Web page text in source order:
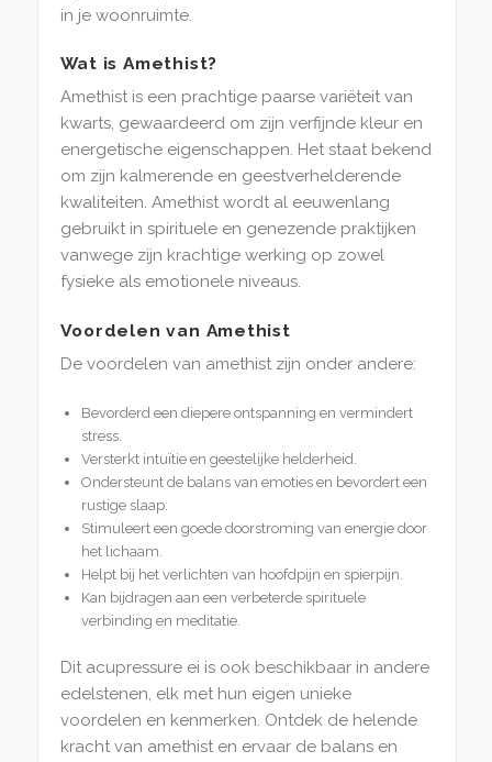
in je woonruimte.
Wat is Amethist?
Amethist is een prachtige paarse variëteit van
kwarts, gewaardeerd om zijn verfijnde kleur en
energetische eigenschappen. Het staat bekend
om zijn kalmerende en geestverhelderende
kwaliteiten. Amethist wordt al eeuwenlang
gebruikt in spirituele en genezende praktijken
vanwege zijn krachtige werking op zowel
fysieke als emotionele niveaus.
Voordelen van Amethist
De voordelen van amethist zijn onder andere:
Bevorderd een diepere ontspanning en vermindert
stress.
Versterkt intuïtie en geestelijke helderheid.
Ondersteunt de balans van emoties en bevordert een
rustige slaap.
Stimuleert een goede doorstroming van energie door
het lichaam.
Helpt bij het verlichten van hoofdpijn en spierpijn.
Kan bijdragen aan een verbeterde spirituele
verbinding en meditatie.
Dit acupressure ei is ook beschikbaar in andere
edelstenen, elk met hun eigen unieke
voordelen en kenmerken. Ontdek de helende
kracht van amethist en ervaar de balans en